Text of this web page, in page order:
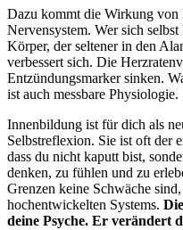
Dazu kommt die Wirkung von
Nervensystem. Wer sich
Körper, der seltener in den
verbessert sich. Die
Entzündungsmarker sinken.
ist auch messbare Physiologie.
Innenbildung ist für dich als
Selbstreflexion. Sie ist oft der
dass du nicht kaputt bist,
denken, zu fühlen und zu
Grenzen keine Schwäche
hochentwickelten Systems.
deine Psyche. Er verändert